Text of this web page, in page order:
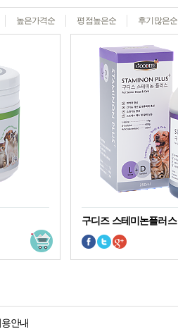
높은가격순 평점높은순 후기많은순
구디즈 스테미논플러스
안내